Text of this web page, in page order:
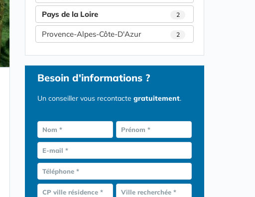
Pays de la Loire 2
Provence-Alpes-Côte-D'Azur 2
Besoin d'informations ?
Un conseiller vous recontacte gratuitement.
Nom * Prénom *
E-mail *
Téléphone *
CP ville résidence * Ville recherchée *